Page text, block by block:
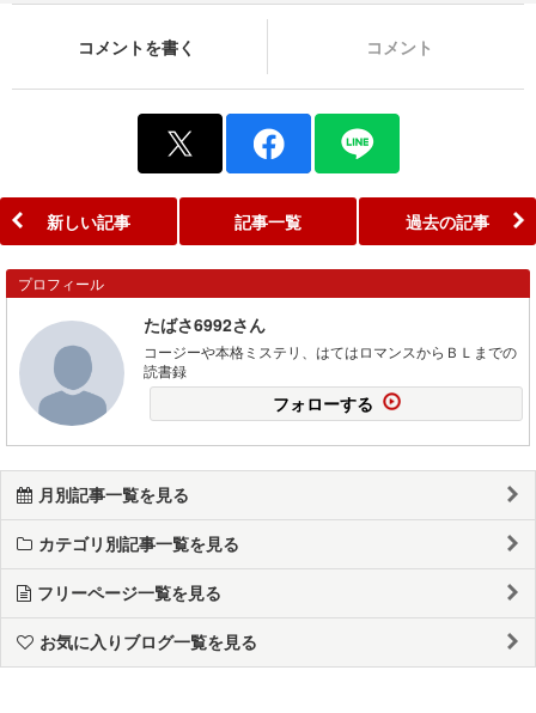
コメントを書く コメント
新しい記事 記事一覧 過去の記事
プロフィール
たばさ6992さん
コージーや本格ミステリ、はてはロマンスからＢＬまでの
読書録
フォローする
月別記事一覧を見る
カテゴリ別記事一覧を見る
フリーページ一覧を見る
お気に入りブログ一覧を見る